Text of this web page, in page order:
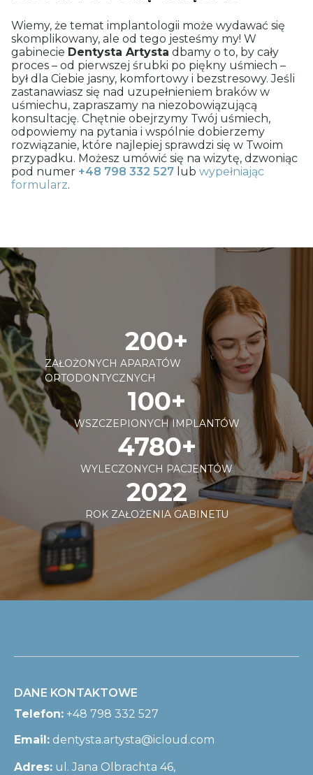
Wiemy, że temat implantologii może wydawać się
skomplikowany, ale od tego jesteśmy my! W
gabinecie Dentysta Artysta dbamy o to, by cały
proces – od pierwszej śrubki po piękny uśmiech –
był dla Ciebie jasny, komfortowy i bezstresowy. Jeśli
zastanawiasz się nad uzupełnieniem braków w
uśmiechu, zapraszamy na niezobowiązującą
konsultację. Chętnie obejrzymy Twój uśmiech,
odpowiemy na pytania i wspólnie dobierzemy
rozwiązanie, które najlepiej sprawdzi się w Twoim
przypadku. Możesz umówić się na wizytę, dzwoniąc
pod numer +48 798 332 527 lub wypełniając
formularz.
200+
ZAŁOŻONYCH APARATÓW
ORTODONTYCZNYCH
100+
WSZCZEPIONYCH IMPLANTÓW
4780+
WYLECZONYCH PACJENTÓW
2022
ROK ZAŁOŻENIA GABINETU
DANE KONTAKTOWE
Telefon: +48 798 332 527
Email: dentysta.artysta@icloud.com
Adres: ul. Jana Olbrachta 46,